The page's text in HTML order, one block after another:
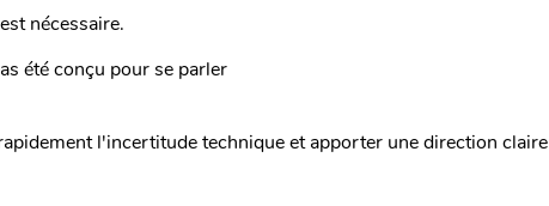
est nécessaire.
été conçu pour se parler
l'incertitude technique et apporter une direction claire